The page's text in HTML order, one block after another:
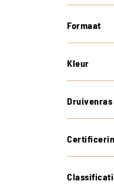
Formaat
Kleur
Druivenras